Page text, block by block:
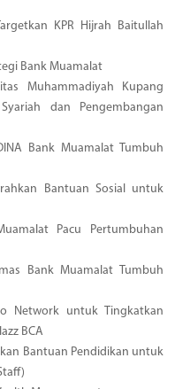
KPR Hijrah Baitullah
Bank Muamalat
Muhammadiyah Kupang
dan Pengembangan
Bank Muamalat Tumbuh
Bantuan Sosial untuk
Pacu Pertumbuhan
Bank Muamalat Tumbuh
Network untuk Tingkatkan
BCA
Bantuan Pendidikan untuk